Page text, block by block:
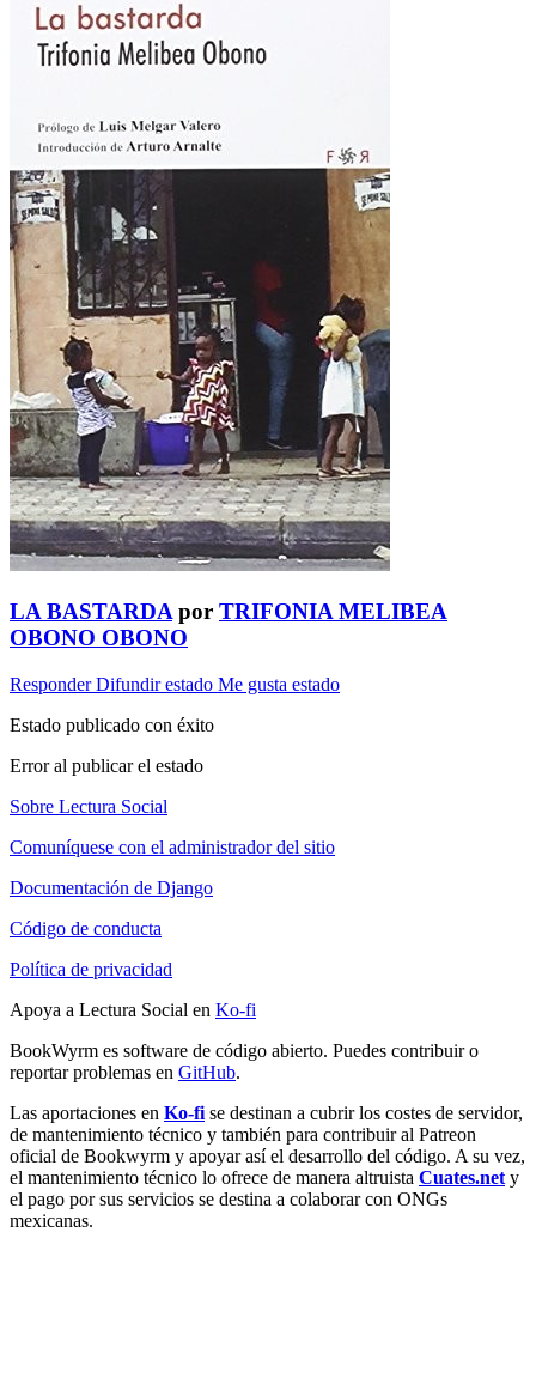
LA BASTARDA por TRIFONIA MELIBEA
OBONO OBONO
Responder Difundir estado Me gusta estado
Estado publicado con éxito
Error al publicar el estado
Sobre Lectura Social
Comuníquese con el administrador del sitio
Documentación de Django
Código de conducta
Política de privacidad
Apoya a Lectura Social en Ko-fi
BookWyrm es software de código abierto. Puedes contribuir o
reportar problemas en GitHub.
Las aportaciones en Ko-fi se destinan a cubrir los costes de servidor,
de mantenimiento técnico y también para contribuir al Patreon
oficial de Bookwyrm y apoyar así el desarrollo del código. A su vez,
el mantenimiento técnico lo ofrece de manera altruista Cuates.net y
el pago por sus servicios se destina a colaborar con ONGs
mexicanas.